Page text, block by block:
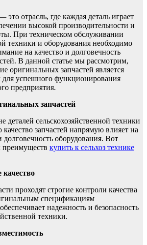
это отрасль, где каждая деталь играет
высокой производительности и
При техническом обслуживании
техники и оборудования необходимо
на качество и долговечность
В данной статье мы рассмотрим,
оригинальных запчастей является
успешного функционирования
предприятия.
запчастей
деталей сельскохозяйственной техники
запчастей напрямую влияет на
долговечность оборудования. Вот
преимуществ купить к сельхоз технике
качество
проходят строгие контроли качества
спецификациям
надежность и безопасность
техники.